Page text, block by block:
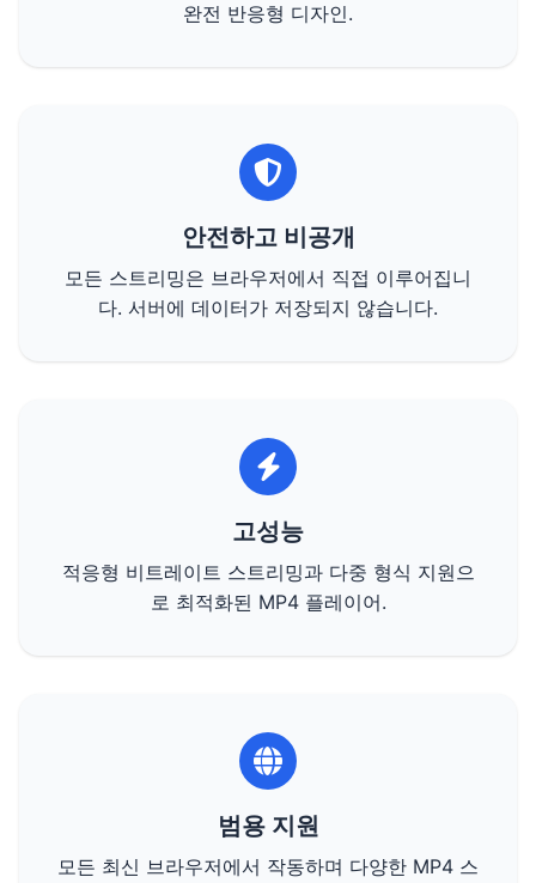
완전 반응형 디자인.
안전하고 비공개
모든 스트리밍은 브라우저에서 직접 이루어집니
다. 서버에 데이터가 저장되지 않습니다.
고성능
적응형 비트레이트 스트리밍과 다중 형식 지원으
로 최적화된 MP4 플레이어.
범용 지원
모든 최신 브라우저에서 작동하며 다양한 MP4 스